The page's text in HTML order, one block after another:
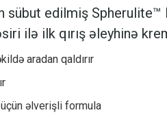
edilmiş Spherulite™
ilə ilk qırış əleyhinə
aradan qaldırır
əlverişli formula